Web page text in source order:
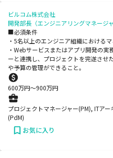
ビルコム株式会社
開発部長（エンジニアリングマネージャ
■必須条件
・5名以上のエンジニア組織における
・Webサービスまたはアプリ開発の
ーと連携し、プロジェクトを完遂させ
や予算の管理ができること。
600万円〜900万円
プロジェクトマネージャー(PM), ITア
(PdM)
お気に入り